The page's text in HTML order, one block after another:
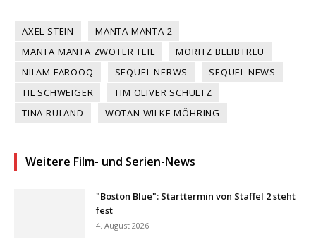
AXEL STEIN
MANTA MANTA 2
MANTA MANTA ZWOTER TEIL
MORITZ BLEIBTREU
NILAM FAROOQ
SEQUEL NERWS
SEQUEL NEWS
TIL SCHWEIGER
TIM OLIVER SCHULTZ
TINA RULAND
WOTAN WILKE MÖHRING
Weitere Film- und Serien-News
"Boston Blue": Starttermin von Staffel 2 steht
fest
4. August 2026